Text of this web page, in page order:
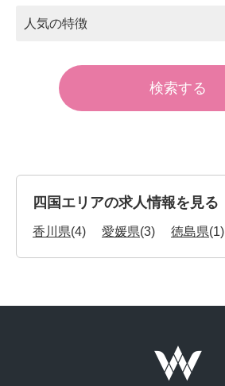
人気の特徴
四国エリアの求人情報を見る
香川県(4) 愛媛県(3) 徳島県(1)